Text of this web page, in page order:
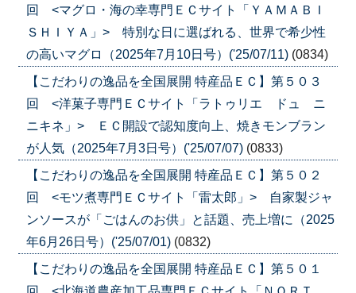
回 <マグロ・海の幸専門ＥＣサイト「ＹＡＭＡＢＩ
ＳＨＩＹＡ」> 特別な日に選ばれる、世界で希少性
の高いマグロ（2025年7月10日号）('25/07/11) (0834)
【こだわりの逸品を全国展開 特産品ＥＣ】第５０３
回 <洋菓子専門ＥＣサイト「ラトゥリエ ドュ ニ
ニキネ」> ＥＣ開設で認知度向上、焼きモンブラン
が人気（2025年7月3日号）('25/07/07) (0833)
【こだわりの逸品を全国展開 特産品ＥＣ】第５０２
回 <モツ煮専門ＥＣサイト「雷太郎」> 自家製ジャ
ンソースが「ごはんのお供」と話題、売上増に（2025
年6月26日号）('25/07/01) (0832)
【こだわりの逸品を全国展開 特産品ＥＣ】第５０１